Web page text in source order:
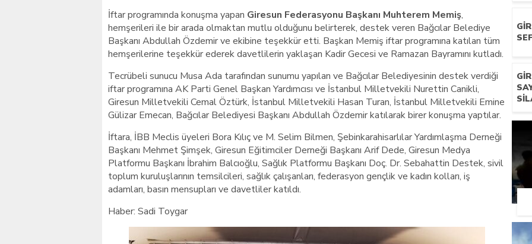
İftar programında konuşma yapan Giresun Federasyonu Başkanı Muhterem Memiş,
hemşerileri ile bir arada olmaktan mutlu olduğunu belirterek, destek veren Bağcılar Belediye
Başkanı Abdullah Özdemir ve ekibine teşekkür etti. Başkan Memiş iftar programına katılan tüm
hemşerilerine teşekkür ederek davetlilerin yaklaşan Kadir Gecesi ve Ramazan Bayramını kutladı.
Tecrübeli sunucu Musa Ada tarafından sunumu yapılan ve Bağcılar Belediyesinin destek verdiği
iftar programına AK Parti Genel Başkan Yardımcısı ve İstanbul Milletvekili Nurettin Canikli,
Giresun Milletvekili Cemal Öztürk, İstanbul Milletvekili Hasan Turan, İstanbul Milletvekili Emine
Gülizar Emecan, Bağcılar Belediyesi Başkanı Abdullah Özdemir katılarak birer konuşma yaptılar.
İftara, İBB Meclis üyeleri Bora Kılıç ve M. Selim Bilmen, Şebinkarahisarlılar Yardımlaşma Derneği
Başkanı Mehmet Şimşek, Giresun Eğitimciler Derneği Başkanı Arif Dede, Giresun Medya
Platformu Başkanı İbrahim Balcıoğlu, Sağlık Platformu Başkanı Doç. Dr. Sebahattin Destek, sivil
toplum kuruluşlarının temsilcileri, sağlık çalışanları, federasyon gençlik ve kadın kolları, iş
adamları, basın mensupları ve davetliler katıldı.
Haber: Sadi Toygar